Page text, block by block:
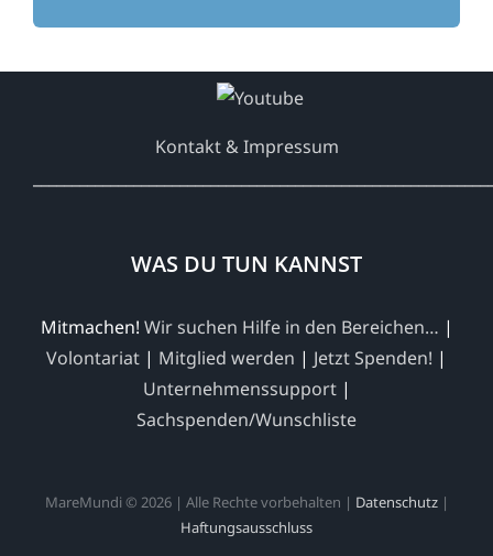
Kontakt & Impressum
WAS DU TUN KANNST
Mitmachen! Wir suchen Hilfe in den Bereichen… |
Volontariat | Mitglied werden | Jetzt Spenden! |
Unternehmenssupport|
Sachspenden/Wunschliste
MareMundi © 2026 | Alle Rechte vorbehalten | Datenschutz|
Haftungsausschluss